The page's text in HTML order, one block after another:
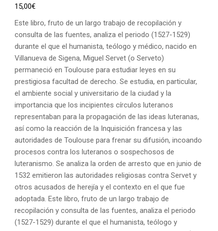
15,00€
Este libro, fruto de un largo trabajo de recopilación y
consulta de las fuentes, analiza el periodo (1527-1529)
durante el que el humanista, teólogo y médico, nacido en
Villanueva de Sigena, Miguel Servet (o Serveto)
permaneció en Toulouse para estudiar leyes en su
prestigiosa facultad de derecho. Se estudia, en particular,
el ambiente social y universitario de la ciudad y la
importancia que los incipientes círculos luteranos
representaban para la propagación de las ideas luteranas,
así como la reacción de la Inquisición francesa y las
autoridades de Toulouse para frenar su difusión, incoando
procesos contra los luteranos o sospechosos de
luteranismo. Se analiza la orden de arresto que en junio de
1532 emitieron las autoridades religiosas contra Servet y
otros acusados de herejía y el contexto en el que fue
adoptada. Este libro, fruto de un largo trabajo de
recopilación y consulta de las fuentes, analiza el periodo
(1527-1529) durante el que el humanista, teólogo y